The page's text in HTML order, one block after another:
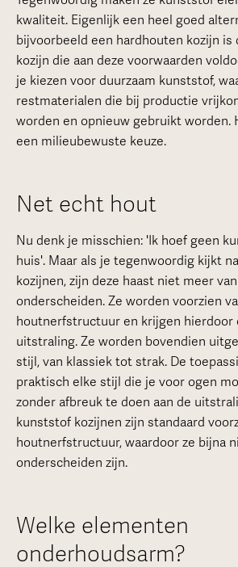
kwaliteit. Eigenlijk een heel goed
bijvoorbeeld een hardhouten kozijn
kozijn die aan deze voorwaarden
je kiezen voor duurzaam kunststof,
restmaterialen die bij productie
worden en opnieuw gebruikt worden.
een milieubewuste keuze.
Net echt hout
Nu denk je misschien: 'Ik hoef geen
huis'. Maar als je tegenwoordig kijkt
kozijnen, zijn deze haast niet meer
onderscheiden. Ze worden voorzien
houtnerfstructuur en krijgen hierdoor
uitstraling. Ze worden bovendien
stijl, van klassiek tot strak. De
praktisch elke stijl die je voor ogen
zonder afbreuk te doen aan de
kunststof kozijnen zijn standaard
houtnerfstructuur, waardoor ze bijna
onderscheiden zijn.
Welke elementen
onderhoudsarm?